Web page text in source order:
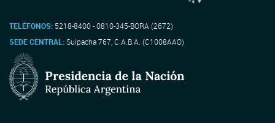
TELÉFONOS: 5218-8400 - 0810-345-BORA (2672)
SEDE CENTRAL:Suipacha 767, C.A.B.A. (C1008AAO)